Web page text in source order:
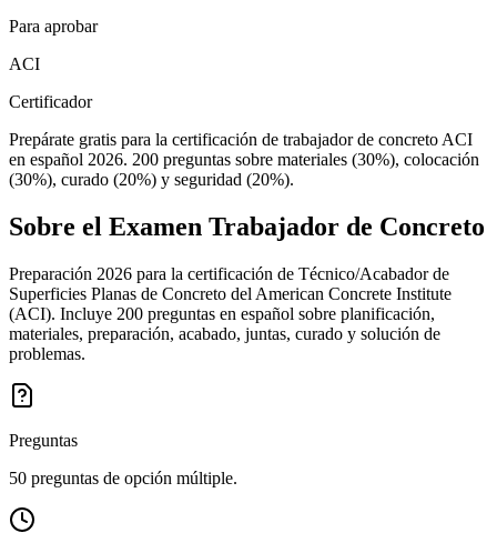
Para aprobar
ACI
Certificador
Prepárate gratis para la certificación de trabajador de concreto ACI
en español 2026. 200 preguntas sobre materiales (30%), colocación
(30%), curado (20%) y seguridad (20%).
Sobre el Examen Trabajador de Concreto
Preparación 2026 para la certificación de Técnico/Acabador de
Superficies Planas de Concreto del American Concrete Institute
(ACI). Incluye 200 preguntas en español sobre planificación,
materiales, preparación, acabado, juntas, curado y solución de
problemas.
Preguntas
50 preguntas de opción múltiple.